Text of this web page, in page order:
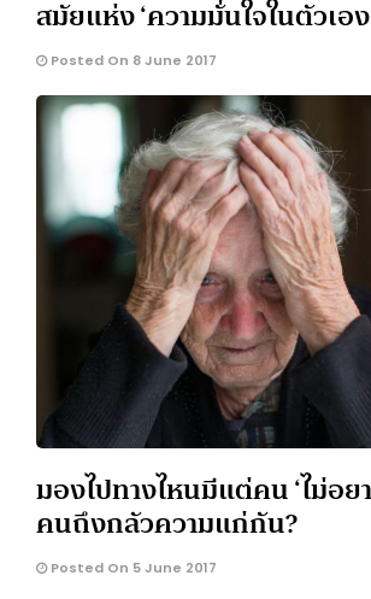
สมัยแห่ง ‘ความมั่นใจในตัวเอง
Posted On 8 June 2017
มองไปทางไหนมีแต่คน ‘ไม่อย
คนถึงกลัวความแก่กัน?
Posted On 5 June 2017